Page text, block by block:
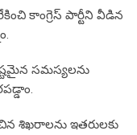
కాంగ్రెస్ పార్టీని వీడిన
సమస్యలను
శిఖరాలను ఇతరులకు